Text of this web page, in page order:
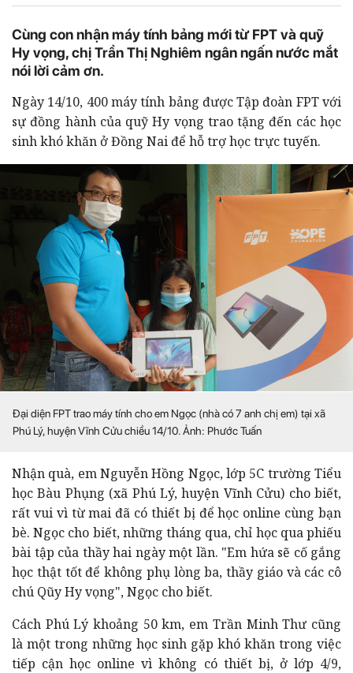
Cùng con nhận máy tính bảng mới từ FPT và quỹ
Hy vọng, chị Trần Thị Nghiêm ngân ngấn nước mắt
nói lời cảm ơn.
Ngày 14/10, 400 máy tính bảng được Tập đoàn FPT với
sự đồng hành của quỹ Hy vọng trao tặng đến các học
sinh khó khăn ở Đồng Nai để hỗ trợ học trực tuyến.
Đại diện FPT trao máy tính cho em Ngọc (nhà có 7 anh chị em) tại xã
Phú Lý, huyện Vĩnh Cửu chiều 14/10. Ảnh: Phước Tuấn
Nhận quà, em Nguyễn Hồng Ngọc, lớp 5C trường Tiểu
học Bàu Phụng (xã Phú Lý, huyện Vĩnh Cửu) cho biết,
rất vui vì từ mai đã có thiết bị để học online cùng bạn
bè. Ngọc cho biết, những tháng qua, chỉ học qua phiếu
bài tập của thầy hai ngày một lần. "Em hứa sẽ cố gắng
học thật tốt để không phụ lòng ba, thầy giáo và các cô
chú Qũy Hy vọng", Ngọc cho biết.
Cách Phú Lý khoảng 50 km, em Trần Minh Thư cũng
là một trong những học sinh gặp khó khăn trong việc
tiếp cận học online vì không có thiết bị, ở lớp 4/9,